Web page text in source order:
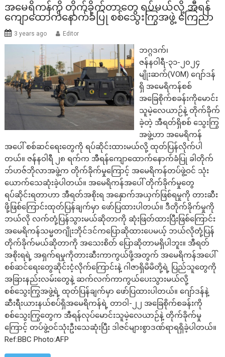
အမေရိကန်ကို တိုက်ခိုက်တာတွေ ရပ်မယ်လို့ အီရန်
ကျောထောက်နောက်ခံပြု စစ်သွေးကြွအဖွဲ့ ကြေညာ
3 years ago Editor
ဘဂ္ဂဒက်၊
ဇန်နဝါရီ-၃၁-၂၀၂၄
မျိုးဆက်(VOM) ဂျော်ဒန်
ရှိ အမေရိကန်စစ်
အခြေစိုက်စခန်းကိုမောင်း
သူမဲ့လေယာဉ်နဲ့ တိုက်ခိုက်
ခဲ့တဲ့ အီရတ်ရှိစစ် သွေးကြွ
အဖွဲ့ဟာ အမေရိကန်
အပေါ် စစ်ဆင်ရေးတွေကို ရပ်ဆိုင်းထားမယ်လို့ ထုတ်ပြန်လိုက်ပါ
တယ်။ ဇန်နဝါရီ ၂၈ ရက်က အီရန်ကျောထောက်နောက်ခံပြု ခါတိုက်
ဘ်ဟဇ်ဘိုလာအဖွဲ့က တိုက်ခိုက်မှုကြောင့် အမေရိကန်တပ်ဖွဲ့ဝင် သုံး
ယောက်သေဆုံးခဲ့ပါတယ်။ အမေရိကန်အပေါ် တိုက်ခိုက်မှုတွေ
ရပ်ဆိုင်းရတာဟာ အီရတ်အစိုးရ အနှောက်အယှက်ဖြစ်ရမှုကို တားဆီး
ဖို့ဖြစ်ကြောင်းထုတ်ပြန်ချက်မှာ ဖော်ပြထားပါတယ်။ ဒီတိုက်ခိုက်မှုကို
ဘယ်လို လက်တုံ့ပြန်သွားမယ်ဆိုတာကို ဆုံးဖြတ်ထားပြီးဖြစ်ကြောင်း
အမေရိကန်သမ္မတဂျိုးဘိုင်ဒင်ကပြောဆိုထားပေမယ့် ဘယ်လိုတုံ့ပြန်
တိုက်ခိုက်မယ်ဆိုတာကို အသေးစိတ် ပြောဆိုတာမရှိပါဘူး။ အီရတ်
အစိုးရရဲ့ အရှက်ရမှုကိုတားဆီးကာကွယ်ဖို့အတွက် အမေရိကန်အပေါ်
စစ်ဆင်ရေးတွေဆိုင်းငံ့လိုက်ကြောင်းနဲ့ ဂါဇာရှိမိမိတို့ရဲ့ ပြည်သူတွေကို
အခြားနည်းလမ်းတွေနဲ့ ဆက်လက်ကာကွယ်ပေးသွားမယ်လို့
စစ်သွေးကြွအဖွဲ့ရဲ့ ထုတ်ပြန်ချက်မှာ ဖော်ပြထားပါတယ်။ ဂျော်ဒန်နဲ့
ဆီးရီးယားနယ်စပ်ရှိအမေရိကန်ရဲ့ တာဝါ-၂၂ အခြေစိုက်စခန်းကို
စစ်သွေးကြွတွေက အီရန်လုပ်မောင်းသူမဲ့လေယာဉ်နဲ့ တိုက်ခိုက်မှု
ကြောင့် တပ်ဖွဲ့ဝင်သုံးဦးသေဆုံးပြီး ဒါဇင်များစွာဒဏ်ရာရရှိခဲ့ပါတယ်။
Ref:BBC Photo:AFP